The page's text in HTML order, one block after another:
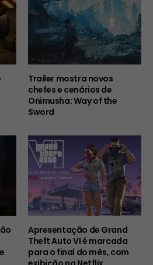
Trailer mostra novos
chefes e cenários de
Onimusha: Way of the
Sword
Apresentação de Grand
Theft Auto VI é marcada
para o final do mês, com